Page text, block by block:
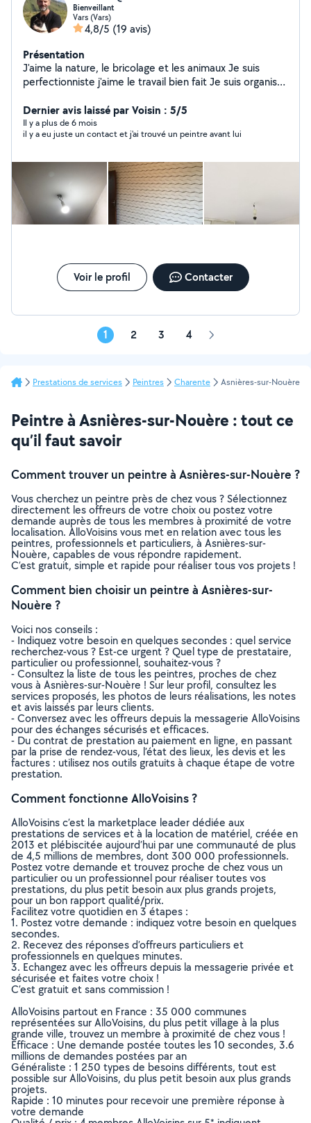
Bienveillant
Vars (Vars)
4,8/5 (19 avis)
Présentation
J'aime la nature, le bricolage et les animaux Je suis
perfectionniste j'aime le travail bien fait Je suis organisé
Je peint je pose de la tapisserie du carrelage Petit
travaux de maçonnerie ( chape reagrage...) Si je
m'engage sur un chantier c'est que je sais que je suis
est que le client soit satisfait et heureux du résultat
Dernier avis laissé par Voisin : 5/5
Il y a plus de 6 mois
il y a eu juste un contact et j'ai trouvé un peintre avant lui
Voir le profil Contacter
1 2 3 4 Page
Prestations de services Peintres Charente Asnières-sur-Nouère
Peintre à Asnières-sur-Nouère : tout ce
qu’il faut savoir
Comment trouver un peintre à Asnières-sur-Nouère ?
Vous cherchez un peintre près de chez vous ? Sélectionnez
directement les offreurs de votre choix ou postez votre
demande auprès de tous les membres à proximité de votre
localisation. AlloVoisins vous met en relation avec tous les
peintres, professionnels et particuliers, à Asnières-sur-
Nouère, capables de vous répondre rapidement.
C’est gratuit, simple et rapide pour réaliser tous vos projets !
Comment bien choisir un peintre à Asnières-sur-
Nouère ?
Voici nos conseils :
- Indiquez votre besoin en quelques secondes : quel service
recherchez-vous ? Est-ce urgent ? Quel type de prestataire,
particulier ou professionnel, souhaitez-vous ?
- Consultez la liste de tous les peintres, proches de chez
vous à Asnières-sur-Nouère ! Sur leur profil, consultez les
services proposés, les photos de leurs réalisations, les notes
et avis laissés par leurs clients.
- Conversez avec les offreurs depuis la messagerie AlloVoisins
pour des échanges sécurisés et efficaces.
- Du contrat de prestation au paiement en ligne, en passant
par la prise de rendez-vous, l’état des lieux, les devis et les
factures : utilisez nos outils gratuits à chaque étape de votre
prestation.
Comment fonctionne AlloVoisins ?
AlloVoisins c’est la marketplace leader dédiée aux
prestations de services et à la location de matériel, créée en
2013 et plébiscitée aujourd’hui par une communauté de plus
de 4,5 millions de membres, dont 300 000 professionnels.
Postez votre demande et trouvez proche de chez vous un
particulier ou un professionnel pour réaliser toutes vos
prestations, du plus petit besoin aux plus grands projets,
pour un bon rapport qualité/prix.
Facilitez votre quotidien en 3 étapes :
1. Postez votre demande : indiquez votre besoin en quelques
secondes.
2. Recevez des réponses d’offreurs particuliers et
professionnels en quelques minutes.
3. Echangez avec les offreurs depuis la messagerie privée et
sécurisée et faites votre choix !
C’est gratuit et sans commission !
AlloVoisins partout en France : 35 000 communes
représentées sur AlloVoisins, du plus petit village à la plus
grande ville, trouvez un membre à proximité de chez vous !
Efficace : Une demande postée toutes les 10 secondes, 3.6
millions de demandes postées par an
Généraliste : 1 250 types de besoins différents, tout est
possible sur AlloVoisins, du plus petit besoin aux plus grands
projets.
Rapide : 10 minutes pour recevoir une première réponse à
votre demande